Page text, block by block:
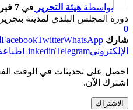
بواسطة هيئة التحرير في 7 فبراير, 2019
دورة المجلس البلدي لمدينة بنجرير
0
شارك
FacebookTwitterWhatsApp
الإلكتروني
LinkedinTelegram
احصل على تحديثات في الوقت
اشترك الآن.
الاشتراك